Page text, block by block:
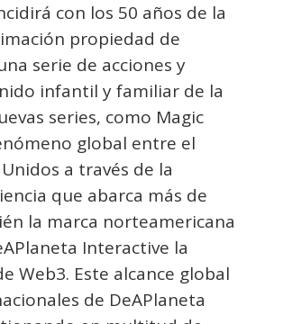
con los 50 años de la
propiedad de
serie de acciones y
infantil y familiar de la
series, como Magic
global entre el
a través de la
que abarca más de
la marca norteamericana
Interactive la
Web3. Este alcance global
de DeAPlaneta